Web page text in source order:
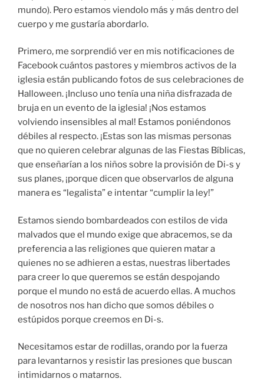
mundo). Pero estamos viendolo más y más dentro del
cuerpo y me gustaría abordarlo.
Primero, me sorprendió ver en mis notificaciones de
Facebook cuántos pastores y miembros activos de la
iglesia están publicando fotos de sus celebraciones de
Halloween. ¡Incluso uno tenía una niña disfrazada de
bruja en un evento de la iglesia! ¡Nos estamos
volviendo insensibles al mal! Estamos poniéndonos
débiles al respecto. ¡Estas son las mismas personas
que no quieren celebrar algunas de las Fiestas Bíblicas,
que enseñarían a los niños sobre la provisión de Di-s y
sus planes, ¡porque dicen que observarlos de alguna
manera es “legalista” e intentar “cumplir la ley!”
Estamos siendo bombardeados con estilos de vida
malvados que el mundo exige que abracemos, se da
preferencia a las religiones que quieren matar a
quienes no se adhieren a estas, nuestras libertades
para creer lo que queremos se están despojando
porque el mundo no está de acuerdo ellas. A muchos
de nosotros nos han dicho que somos débiles o
estúpidos porque creemos en Di-s.
Necesitamos estar de rodillas, orando por la fuerza
para levantarnos y resistir las presiones que buscan
intimidarnos o matarnos.